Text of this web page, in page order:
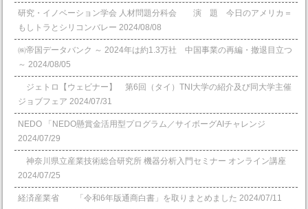
研究・イノベーション学会 人材問題分科会 演 題 今日のアメリカ＝
もしトラとシリコンバレー 2024/08/08
㈱帝国データバンク ～ 2024年は約1.3万社 中国事業の再編・撤退目立つ
～ 2024/08/05
ジェトロ【ウェビナー】 第6回（タイ）TNI大学の紹介及び同大学主催
ジョブフェア 2024/07/31
NEDO 「NEDO懸賞⾦活⽤型プログラム／サイボーグAIチャレンジ
2024/07/29
神奈川県立産業技術総合研究所 機器分析入門セミナー オンライン講座
2024/07/25
経済産業省 「令和6年版通商白書」を取りまとめました 2024/07/11